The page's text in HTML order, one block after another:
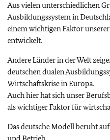
Aus vielen unterschiedlichen
Ausbildungssystem in
einem wichtigen Faktor
entwickelt.
Andere Länder in der Welt
deutschen dualen
Wirtschaftskrise in Europa.
Auch hier hat sich unser
als wichtiger Faktor für
Das deutsche Modell beruht